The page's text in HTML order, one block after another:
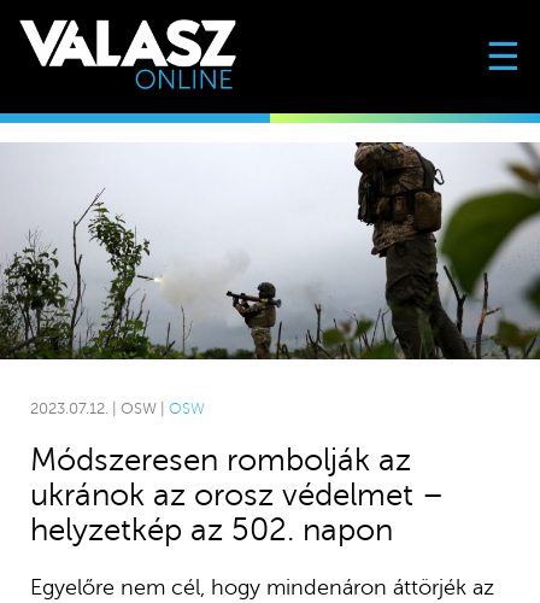
☰
2023.07.12. | OSW | OSW
Módszeresen rombolják az
ukránok az orosz védelmet –
helyzetkép az 502. napon
Egyelőre nem cél, hogy mindenáron áttörjék az